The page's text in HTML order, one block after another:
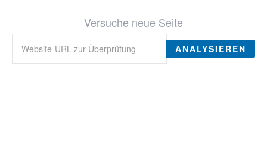
Versuche neue Seite
ANALYSIEREN